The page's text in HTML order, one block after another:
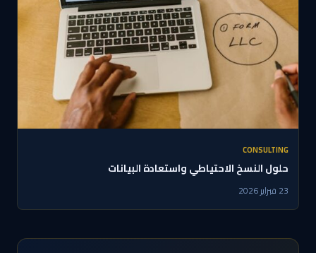
CONSULTING
حلول النسخ الاحتياطي واستعادة البيانات
23 فبراير 2026